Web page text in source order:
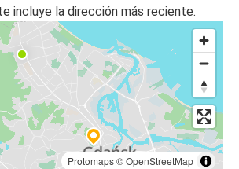
incluye la dirección más reciente.
Protomaps©OpenStreetMap